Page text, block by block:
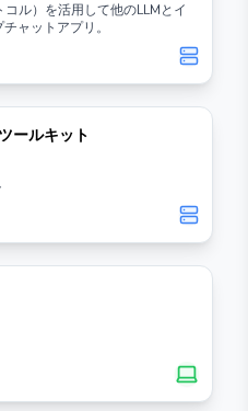
```
index.html`というファ
<html> <head>
<script
ajax/libs/socket.io/
h1> <input
placeholder="メッセージを入力
<ul id="messages"></ul>
item.textContent = msg;
socket.emit('message',
Mcpサーバーが完成しました。ブ
ル）を活用して他のLLMとイ
ャットアプリ。
ールキット